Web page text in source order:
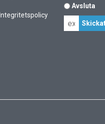
Integritetspolicy
Avsluta